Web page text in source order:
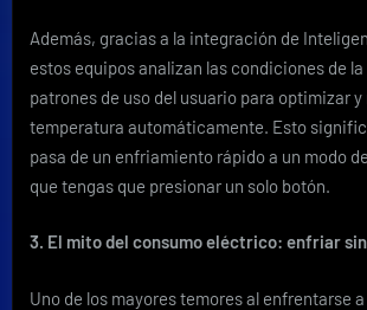
Además, gracias a la integración de
estos equipos analizan las condiciones de
patrones de uso del usuario para optimizar y
temperatura automáticamente. Esto
pasa de un enfriamiento rápido a un modo
que tengas que presionar un solo botón.
3. El mito del consumo eléctrico: enfriar
Uno de los mayores temores al enfrentarse